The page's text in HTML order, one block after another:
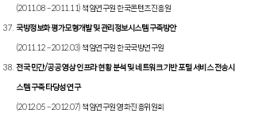
(2011.08 – 2011.11) 책임연구원 한국콘텐츠진흥원
국방정보화 평가모형개발 및 관리정보시스템 구축방안
(2011.12 – 2012.03) 책임연구원 한국국방연구원
전국 민간/공공 영상 인프라 현황 분석 및 네트워크 기반 포털 서비스 전송시
스템 구축 타당성 연구
(2012.05 – 2012.07) 책임연구원 영화진흥위원회